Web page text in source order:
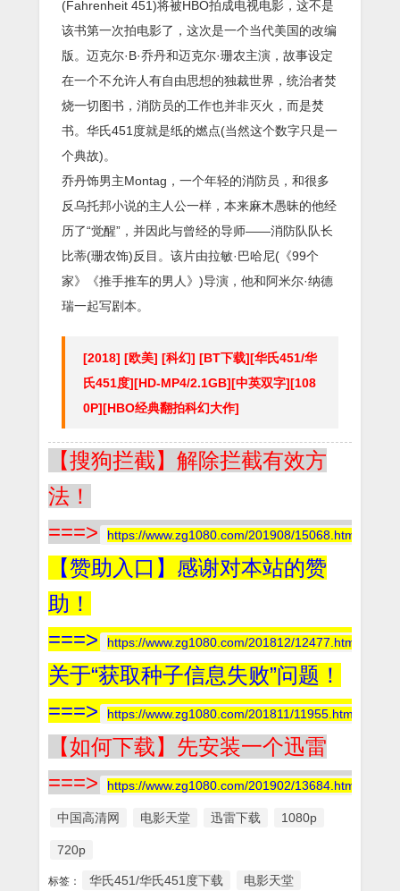
(Fahrenheit 451)将被HBO拍成电视电影，这不是
该书第一次拍电影了，这次是一个当代美国的改编
版。迈克尔·B·乔丹和迈克尔·珊农主演，故事设定
在一个不允许人有自由思想的独裁世界，统治者焚
烧一切图书，消防员的工作也并非灭火，而是焚
书。华氏451度就是纸的燃点(当然这个数字只是一
个典故)。
乔丹饰男主Montag，一个年轻的消防员，和很多
反乌托邦小说的主人公一样，本来麻木愚昧的他经
历了“觉醒”，并因此与曾经的导师——消防队队长
比蒂(珊农饰)反目。该片由拉敏·巴哈尼(《99个
家》《推手推车的男人》)导演，他和阿米尔·纳德
瑞一起写剧本。
[2018] [欧美] [科幻] [BT下载][华氏451/华
氏451度][HD-MP4/2.1GB][中英双字][108
0P][HBO经典翻拍科幻大作]
【搜狗拦截】解除拦截有效方
法！
===>
https://www.zg1080.com/201908/15068.html
【赞助入口】感谢对本站的赞
助！
===>
https://www.zg1080.com/201812/12477.html
关于“获取种子信息失败”问题！
===>
https://www.zg1080.com/201811/11955.html
【如何下载】先安装一个迅雷
===>
https://www.zg1080.com/201902/13684.html
中国高清网 电影天堂 迅雷下载 1080p
720p
标签： 华氏451/华氏451度下载 电影天堂